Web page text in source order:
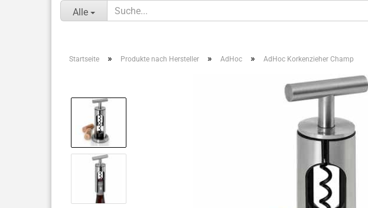
Alle
Startseite » Produkte nach Hersteller » AdHoc » AdHoc Korkenzieher Champ